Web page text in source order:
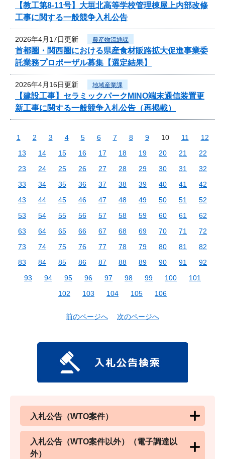
【教工第8-11号】大垣北高等学校管理棟屋上内部改修
工事に関する一般競争入札公告
2026年4月17日更新 農産物流通課
首都圏・関西圏における県産食材販路拡大促進事業委
託業務プロポーザル募集【選定結果】
2026年4月16日更新 地域産業課
【建設工事】セラミックパークMINO端末通信装置更
新工事に関する一般競争入札公告（再掲載）
1 2 3 4 5 6 7 8 9 10 11
12
13
14 15 16 17 18 19 20 21
22
23
24 25 26 27 28 29 30 31
32
33
34 35 36 37 38 39 40 41
42
43
44 45 46 47 48 49 50 51
52
53
54 55 56 57 58 59 60 61
62
63
64 65 66 67 68 69 70 71
72
73
74 75 76 77 78 79 80 81
82
83
84 85 86 87 88 89 90 91
92
93
94 95 96 97 98 99 100
101
102
103 104 105 106
前のページへ 次のページへ
入札公告（WTO案件）
入札公告（WTO案件以外）（電子調達以
外）